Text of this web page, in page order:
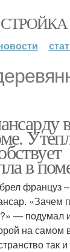
в
француз
«Зачем
— подумал
на самом
так и